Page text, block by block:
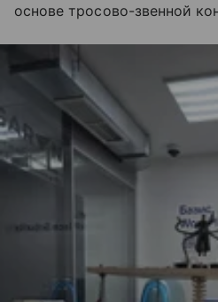
основе тросово-звенной